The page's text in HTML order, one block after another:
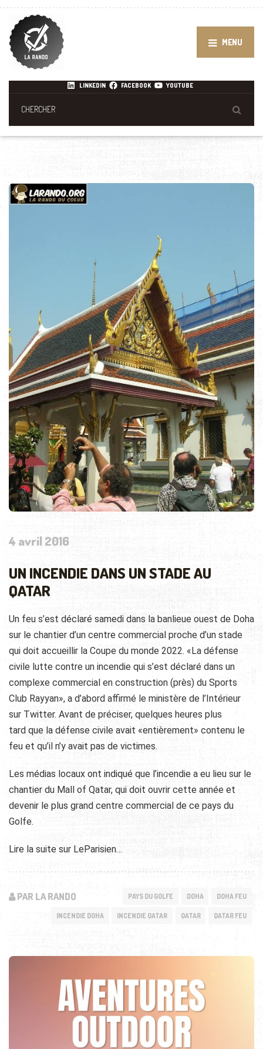
MENU
LINKEDIN FACEBOOK YOUTUBE
4 avril 2016
UN INCENDIE DANS UN STADE AU
QATAR
Un feu s’est déclaré samedi dans la banlieue ouest de Doha
sur le chantier d’un centre commercial proche d’un stade
qui doit accueillir la Coupe du monde 2022. «La défense
civile lutte contre un incendie qui s’est déclaré dans un
complexe commercial en construction (près) du Sports
Club Rayyan», a d’abord affirmé le ministère de l’Intérieur
sur Twitter. Avant de préciser, quelques heures plus
tard que la défense civile avait «entièrement» contenu le
feu et qu’il n’y avait pas de victimes.
Les médias locaux ont indiqué que l’incendie a eu lieu sur le
chantier du Mall of Qatar, qui doit ouvrir cette année et
devenir le plus grand centre commercial de ce pays du
Golfe.
Lire la suite sur LeParisien…
PAR LA RANDO PAYS DU GOLFE DOHA DOHA FEU
INCENDIE DOHA INCENDIE QATAR QATAR QATAR FEU